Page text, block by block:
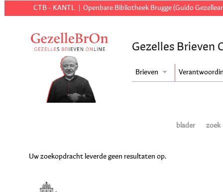
CTB - KANTL Openbare Bibliotheek Brugge (Guido
Gezelles Brieven
Brieven
blader zoek
Uw zoekopdracht leverde geen resultaten op.